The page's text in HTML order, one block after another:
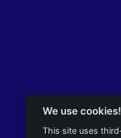
We use cookies!
This site uses